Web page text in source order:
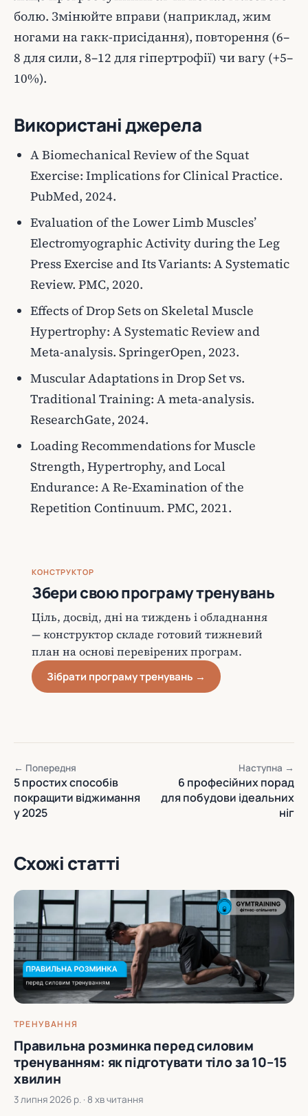
болю. Змінюйте вправи (наприклад, жим
ногами на гакк-присідання), повторення (6–
8 для сили, 8–12 для гіпертрофії) чи вагу (+5–
10%).
Використані джерела
A Biomechanical Review of the Squat
Exercise: Implications for Clinical Practice.
PubMed, 2024.
Evaluation of the Lower Limb Muscles’
Electromyographic Activity during the Leg
Press Exercise and Its Variants: A Systematic
Review. PMC, 2020.
Effects of Drop Sets on Skeletal Muscle
Hypertrophy: A Systematic Review and
Meta-analysis. SpringerOpen, 2023.
Muscular Adaptations in Drop Set vs.
Traditional Training: A meta-analysis.
ResearchGate, 2024.
Loading Recommendations for Muscle
Strength, Hypertrophy, and Local
Endurance: A Re-Examination of the
Repetition Continuum. PMC, 2021.
КОНСТРУКТОР
Збери свою програму тренувань
Ціль, досвід, дні на тиждень і обладнання
— конструктор складе готовий тижневий
план на основі перевірених програм.
Зібрати програму тренувань →
← Попередня
5 простих способів
покращити віджимання
у 2025
Наступна →
6 професійних порад
для побудови ідеальних
ніг
Схожі статті
ТРЕНУВАННЯ
Правильна розминка перед силовим
тренуванням: як підготувати тіло за 10–15
хвилин
3 липня 2026 р. · 8 хв читання